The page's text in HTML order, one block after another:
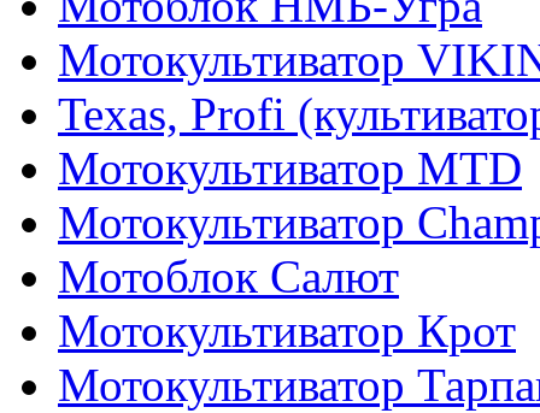
Мотокультиватор
Texas, Profi
Мотокультиватор MTD
Мотокультиватор
Мотоблок Салют
Мотокультиватор Крот
Мотокультиватор